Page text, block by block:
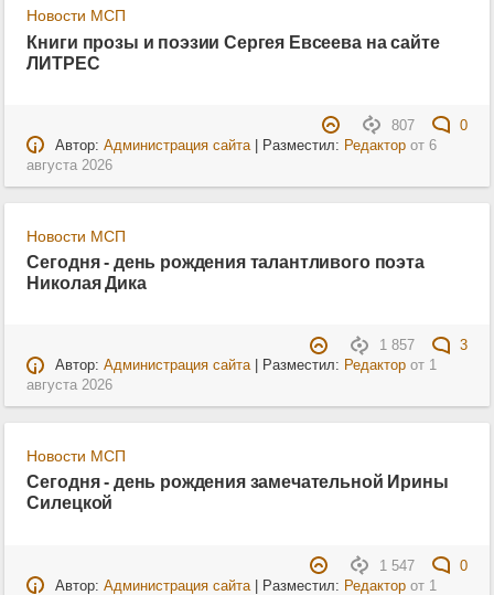
Новости МСП
Книги прозы и поэзии Сергея Евсеева на сайте
ЛИТРЕС
807
0
Автор: Администрация сайта| Разместил: Редакторот 6
августа 2026
Новости МСП
Сегодня - день рождения талантливого поэта
Николая Дика
1 857
3
Автор: Администрация сайта| Разместил: Редакторот 1
августа 2026
Новости МСП
Сегодня - день рождения замечательной Ирины
Силецкой
1 547
0
Автор: Администрация сайта| Разместил: Редакторот 1